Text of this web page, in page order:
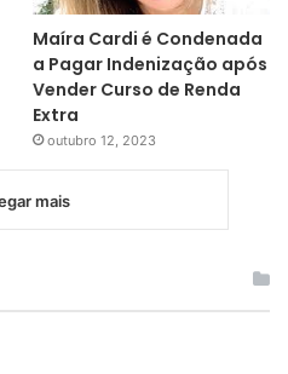
Maíra Cardi é Condenada
a Pagar Indenização após
Vender Curso de Renda
Extra
outubro 12, 2023
mais